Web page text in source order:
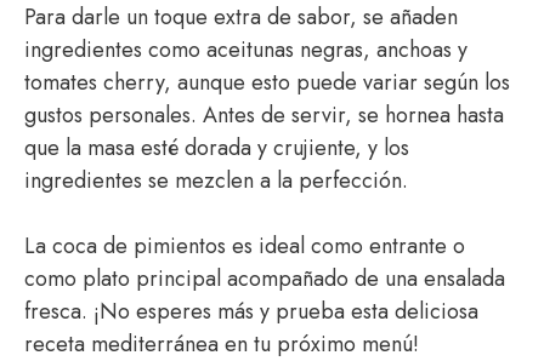
Para darle un toque extra de sabor, se añaden
ingredientes como aceitunas negras, anchoas y
tomates cherry, aunque esto puede variar según los
gustos personales. Antes de servir, se hornea hasta
que la masa esté dorada y crujiente, y los
ingredientes se mezclen a la perfección.
La coca de pimientos es ideal como entrante o
como plato principal acompañado de una ensalada
fresca. ¡No esperes más y prueba esta deliciosa
receta mediterránea en tu próximo menú!